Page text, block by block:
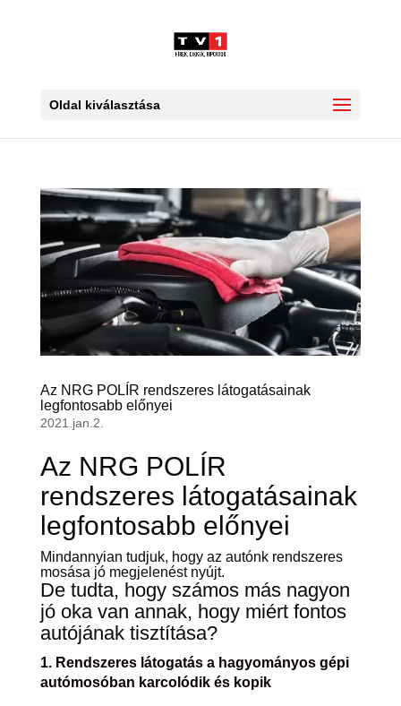
Oldal kiválasztása
Az NRG POLÍR rendszeres látogatásainak
legfontosabb előnyei
2021.jan.2.
Az NRG POLÍR
rendszeres látogatásainak
legfontosabb előnyei
Mindannyian tudjuk, hogy az autónk rendszeres
mosása jó megjelenést nyújt.
De tudta, hogy számos más nagyon
jó oka van annak, hogy miért fontos
autójának tisztítása?
1. Rendszeres látogatás a hagyományos gépi
autómosóban karcolódik és kopik